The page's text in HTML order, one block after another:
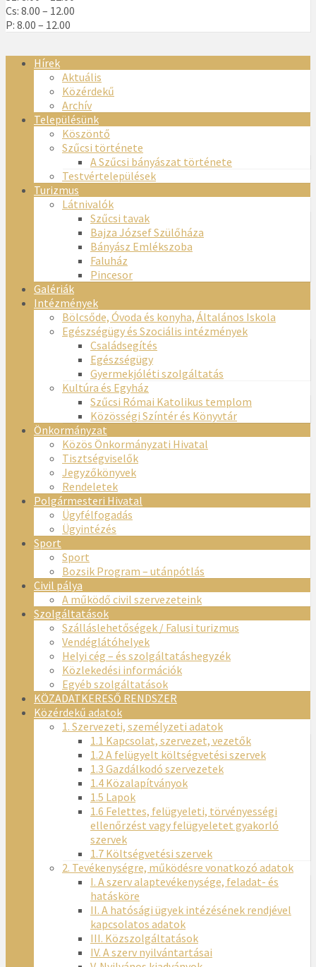
Cs: 8.00 – 12.00
P: 8.00 – 12.00
Hírek
Aktuális
Közérdekű
Archív
Településünk
Köszöntő
Szűcsi története
A Szűcsi bányászat története
Testvértelepülések
Turizmus
Látnivalók
Szűcsi tavak
Bajza József Szülőháza
Bányász Emlékszoba
Faluház
Pincesor
Galériák
Intézmények
Bölcsőde, Óvoda és konyha, Általános Iskola
Egészségügy és Szociális intézmények
Családsegítés
Egészségügy
Gyermekjóléti szolgáltatás
Kultúra és Egyház
Szűcsi Római Katolikus templom
Közösségi Színtér és Könyvtár
Önkormányzat
Közös Önkormányzati Hivatal
Tisztségviselők
Jegyzőkönyvek
Rendeletek
Polgármesteri Hivatal
Ügyfélfogadás
Ügyintézés
Sport
Sport
Bozsik Program – utánpótlás
Civil pálya
A működő civil szervezeteink
Szolgáltatások
Szálláslehetőségek / Falusi turizmus
Vendéglátóhelyek
Helyi cég – és szolgáltatáshegyzék
Közlekedési információk
Egyéb szolgáltatások
KÖZADATKERESŐ RENDSZER
Közérdekű adatok
1. Szervezeti, személyzeti adatok
1.1 Kapcsolat, szervezet, vezetők
1.2 A felügyelt költségvetési szervek
1.3 Gazdálkodó szervezetek
1.4 Közalapítványok
1.5 Lapok
1.6 Felettes, felügyeleti, törvényességi
ellenőrzést vagy felügyeletet gyakorló
szervek
1.7 Költségvetési szervek
2. Tevékenységre, működésre vonatkozó adatok
I. A szerv alaptevékenysége, feladat- és
hatásköre
II. A hatósági ügyek intézésének rendjével
kapcsolatos adatok
III. Közszolgáltatások
IV. A szerv nyilvántartásai